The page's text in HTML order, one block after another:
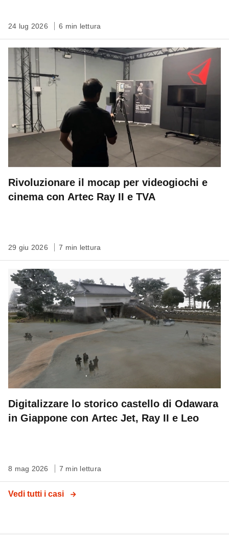
24 lug 2026 6 min lettura
Rivoluzionare il mocap per videogiochi e
cinema con Artec Ray II e TVA
29 giu 2026 7 min lettura
Digitalizzare lo storico castello di Odawara
in Giappone con Artec Jet, Ray II e Leo
8 mag 2026 7 min lettura
Vedi tutti i casi